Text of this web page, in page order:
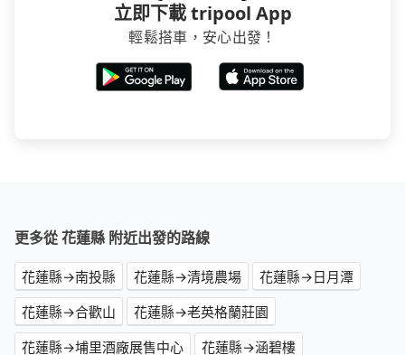
立即下載 tripool App
輕鬆搭車，安心出發！
更多從 花蓮縣 附近出發的路線
花蓮縣→南投縣 花蓮縣→清境農場
花蓮縣→日月潭
花蓮縣→合歡山
花蓮縣→老英格蘭莊園
花蓮縣→埔里酒廠展售中心
花蓮縣→涵碧樓